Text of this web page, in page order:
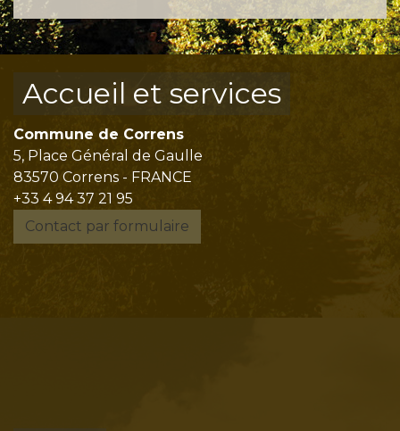
Accueil et services
Commune de Correns
5, Place Général de Gaulle
83570 Correns - FRANCE
+33 4 94 37 21 95
Contact par formulaire